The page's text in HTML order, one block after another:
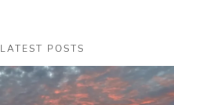
LATEST POSTS